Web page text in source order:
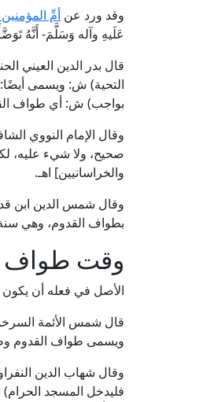
وقد ورد عن أمِّ
عَلَيهِ وآله وَسَلَّمَ- أَنَّهُ
التحية) ش: ويسمى
بواجب) ش: أي طواف
صحيح، ولا شيء عليه،
والخراسانيين] اهـ.
بطواف القدوم، وهي
وقت طواف
الأصل في فعله أن يكون
ويسمى طواف القدوم
فليدخل المسجد الحرام)